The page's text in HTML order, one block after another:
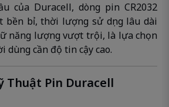
của Duracell, dòng pin CR2032
bền bỉ, thời lượng sử dụng lâu dài
năng lượng vượt trội, là lựa chọn
dùng cần độ tin cậy cao.
Thuật Pin Duracell